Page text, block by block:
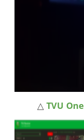
△ TVU One